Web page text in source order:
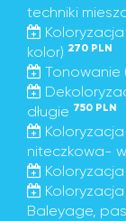
techniki
kolor) 270 PLN
Tonowanie
długie 750 PLN
niteczkowa-
Koloryzacja
Koloryzacja
Baleyage,